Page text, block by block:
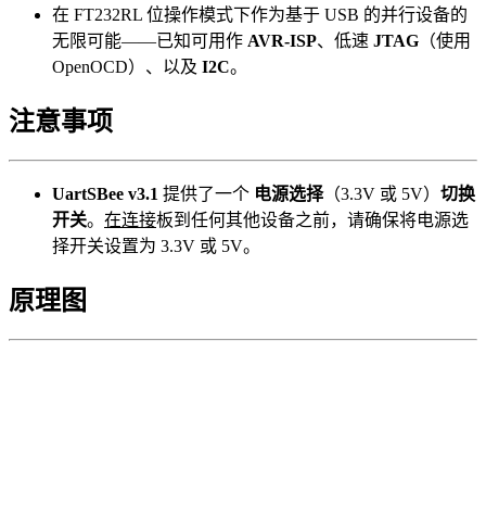
在 FT232RL 位操作模式下作为基于 USB 的并行设备的
无限可能——已知可用作 AVR-ISP、低速 JTAG （使用
OpenOCD）、以及 I2C。
注意事项
UartSBee v3.1 提供了一个 电源选择（3.3V 或 5V） 切换
开关。 在连接板到任何其他设备之前，请确保将电源选
择开关设置为 3.3V 或 5V。
原理图